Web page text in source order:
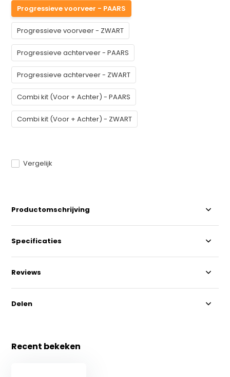
Progressieve voorveer - PAARS
Progressieve voorveer - ZWART
Progressieve achterveer - PAARS
Progressieve achterveer - ZWART
Combi kit (Voor + Achter) - PAARS
Combi kit (Voor + Achter) - ZWART
Vergelijk
Productomschrijving
Specificaties
Reviews
Delen
Recent bekeken